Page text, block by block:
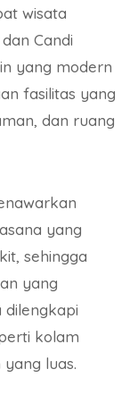
wisata
Candi
yang modern
fasilitas yang
dan ruang
yang
sehingga
yang
dilengkapi
kolam
luas.